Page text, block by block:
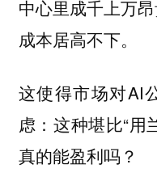
中心里成千上万
成本居高不下。
这使得市场对AI
虑：这种堪比“用
真的能盈利吗？